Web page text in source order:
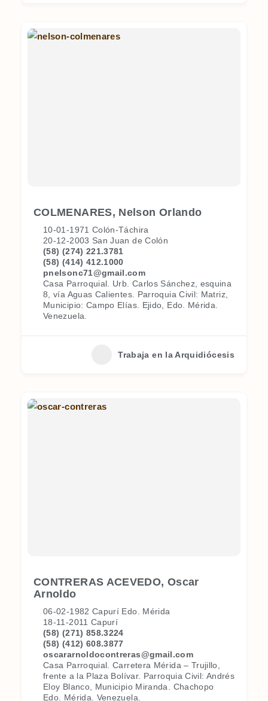
COLMENARES, Nelson Orlando
10-01-1971 Colón-Táchira
20-12-2003 San Juan de Colón
(58) (274) 221.3781
(58) (414) 412.1000
pnelsonc71@gmail.com
Casa Parroquial. Urb. Carlos Sánchez, esquina
8, vía Aguas Calientes. Parroquia Civil: Matriz,
Municipio: Campo Elías. Ejido, Edo. Mérida.
Venezuela.
Trabaja en la Arquidiócesis
CONTRERAS ACEVEDO, Oscar
Arnoldo
06-02-1982 Capurí Edo. Mérida
18-11-2011 Capurí
(58) (271) 858.3224
(58) (412) 608.3877
oscararnoldocontreras@gmail.com
Casa Parroquial. Carretera Mérida – Trujillo,
frente a la Plaza Bolívar. Parroquia Civil: Andrés
Eloy Blanco, Municipio Miranda. Chachopo
Edo. Mérida. Venezuela.